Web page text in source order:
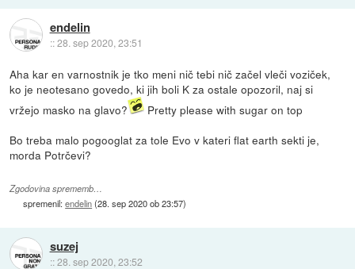
endelin
::28. sep 2020, 23:51
Aha kar en varnostnik je tko meni nič tebi nič začel vleči voziček,
ko je neotesano govedo, ki jih boli K za ostale opozoril, naj si
vržejo masko na glavo?
Pretty please with sugar on top
Bo treba malo pogooglat za tole Evo v kateri flat earth sekti je,
morda Potrčevi?
Zgodovina sprememb…
spremenil:endelin(28. sep 2020 ob 23:57)
suzej
::28. sep 2020, 23:52